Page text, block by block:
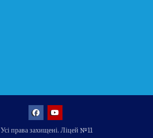
Усі права захищені. Ліцей №11